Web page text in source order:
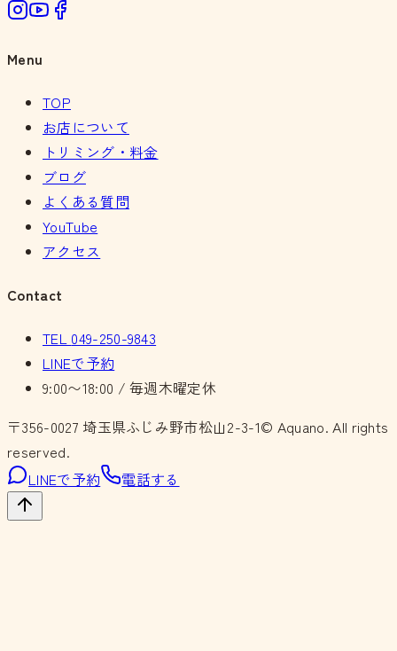
Menu
TOP
お店について
トリミング・料金
ブログ
よくある質問
YouTube
アクセス
Contact
TEL 049-250-9843
LINEで予約
9:00〜18:00 / 毎週木曜定休
〒356-0027 埼玉県ふじみ野市松山2-3-1© Aquano. All rights
reserved.
LINEで予約
電話する